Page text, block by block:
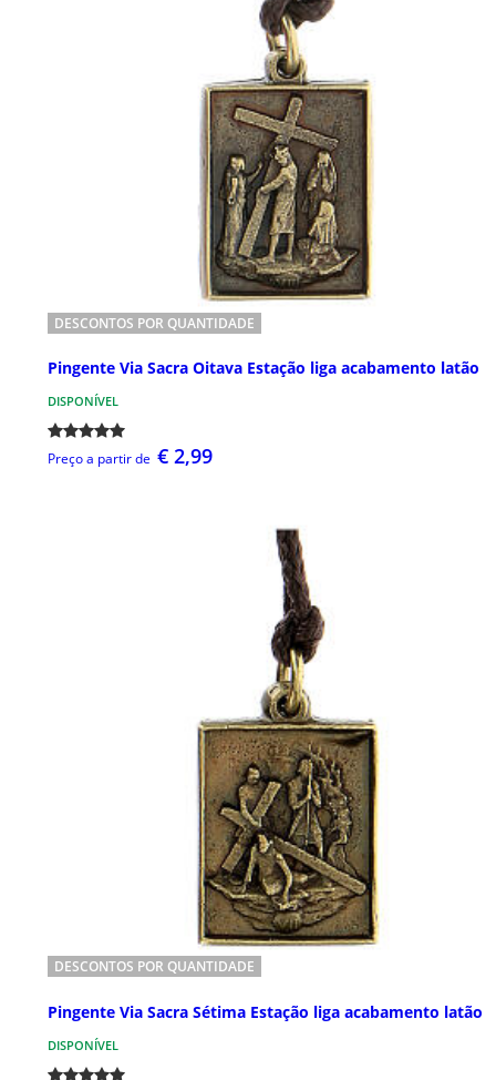
DESCONTOS POR QUANTIDADE
Pingente Via Sacra Oitava Estação liga acabamento latão
DISPONÍVEL
Preço a partir de € 2,99
DESCONTOS POR QUANTIDADE
Pingente Via Sacra Sétima Estação liga acabamento latão
DISPONÍVEL